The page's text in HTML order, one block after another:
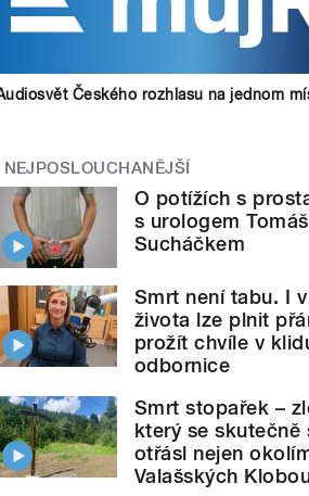
Českého rozhlasu na jednom
NEJPOSLOUCHANĚJŠÍ
O potížích s
s urologem
Sucháčkem
Smrt není tabu. I
života lze plnit
prožít chvíle v
odbornice
Smrt stopařek –
který se skutečně
otřásl nejen
Valašských